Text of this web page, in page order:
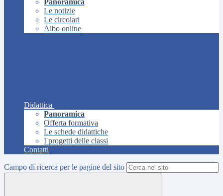
Panoramica
Le notizie
Le circolari
Albo online
Didattica
Panoramica
Offerta formativa
Le schede didattiche
I progetti delle classi
Contatti
Campo di ricerca per le pagine del sito